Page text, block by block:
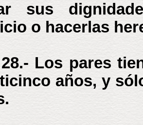
sus
o hacerlas
Los pares
años, y